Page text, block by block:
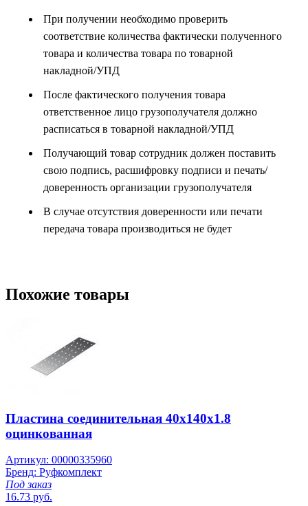
При получении необходимо проверить
соответствие количества фактически полученного
товара и количества товара по товарной
накладной/УПД
После фактического получения товара
ответственное лицо грузополучателя должно
расписаться в товарной накладной/УПД
Получающий товар сотрудник должен поставить
свою подпись, расшифровку подписи и печать/
доверенность организации грузополучателя
В случае отсутствия доверенности или печати
передача товара производиться не будет
Похожие товары
Пластина соединительная 40х140х1.8
оцинкованная
Артикул: 00000335960
Бренд: Руфкомплект
Под заказ
16.73 руб.